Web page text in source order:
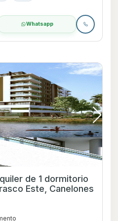
Whatsapp
de 1 dormitorio
Este, Canelones